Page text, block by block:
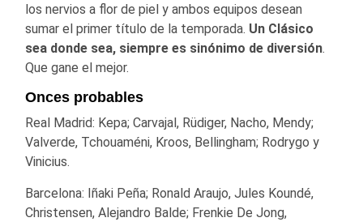
los nervios a flor de piel y ambos equipos desean
sumar el primer título de la temporada. Un Clásico
sea donde sea, siempre es sinónimo de diversión.
Que gane el mejor.
Onces probables
Real Madrid: Kepa; Carvajal, Rüdiger, Nacho, Mendy;
Valverde, Tchouaméni, Kroos, Bellingham; Rodrygo y
Vinicius.
Barcelona: Iñaki Peña; Ronald Araujo, Jules Koundé,
Christensen, Alejandro Balde; Frenkie De Jong,